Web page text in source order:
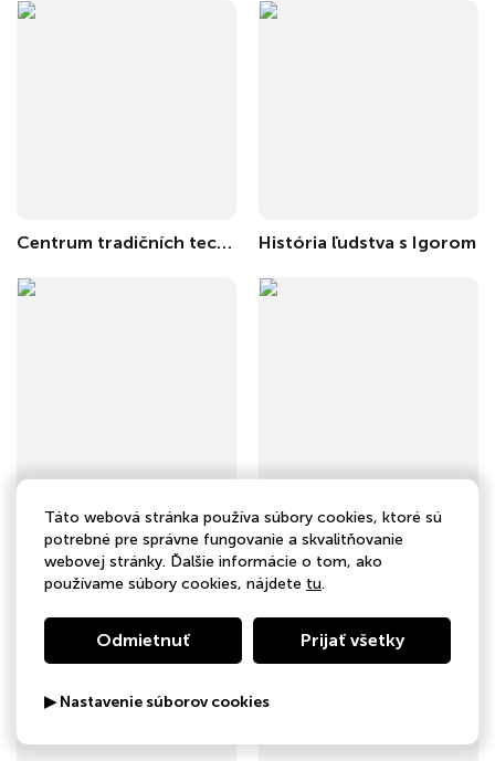
Centrum tradičních technologií História ľudstva s Igorom
Václav Michalskij - Chrám smíření, Jaro v Kartágu - čtvrtá kniha Historicky dobrodruh
Táto webová stránka používa súbory cookies, ktoré sú
potrebné pre správne fungovanie a skvalitňovanie
webovej stránky. Ďalšie informácie o tom, ako
používame súbory cookies, nájdete tu.
Odmietnuť Prijať všetky
▶ Nastavenie súborov cookies